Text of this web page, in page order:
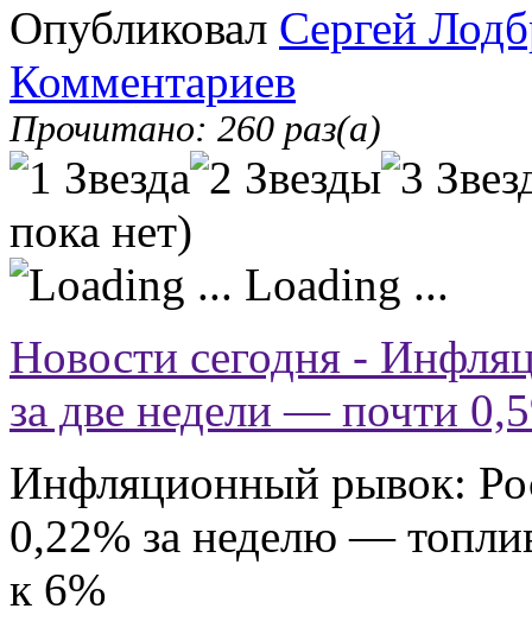
Опубликовал Сергей
Комментариев
Прочитано: 260 раз(а)
пока нет)
Loading ...
Новости сегодня -
за две недели — почти
Инфляционный рывок:
0,22% за неделю —
к 6%